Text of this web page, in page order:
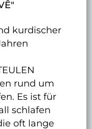
kurdischer
rund um
Es ist für
schlafen
oft lange